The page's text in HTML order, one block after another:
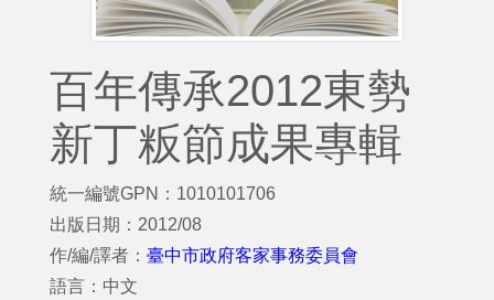
百年傳承2012東勢
新丁粄節成果專輯
統一編號GPN：1010101706
出版日期：2012/08
作/編/譯者： 臺中市政府客家事務委員會
語言：中文